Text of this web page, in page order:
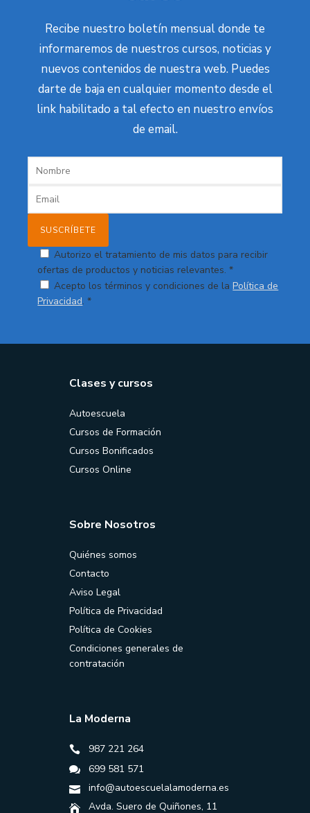
Recibe nuestro boletín mensual donde te
informaremos de nuestros cursos, noticias y
nuevos contenidos de nuestra web. Puedes
darte de baja en cualquier momento desde el
link habilitado a tal efecto en nuestro envíos
de email.
Autorizo el tratamiento de mis datos para recibir
ofertas de productos y noticias relevantes. *
Acepto los términos y condiciones de laPolítica de
Privacidad. *
Clases y cursos
Autoescuela
Cursos de Formación
Cursos Bonificados
Cursos Online
Sobre Nosotros
Quiénes somos
Contacto
Aviso Legal
Política de Privacidad
Política de Cookies
Condiciones generales de
contratación
La Moderna
987 221 264
699 581 571
info@autoescuelalamoderna.es
Avda. Suero de Quiñones, 11